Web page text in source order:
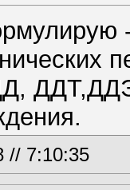
// 7:10:35